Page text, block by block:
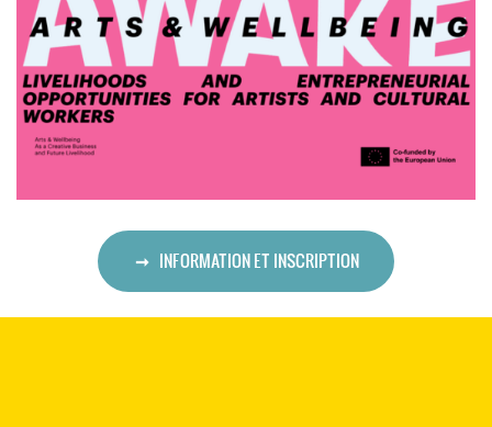
INFORMATION ET INSCRIPTION